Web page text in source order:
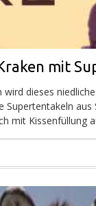
mit
wird dieses
Supertentakeln
mit Kissenfüllung